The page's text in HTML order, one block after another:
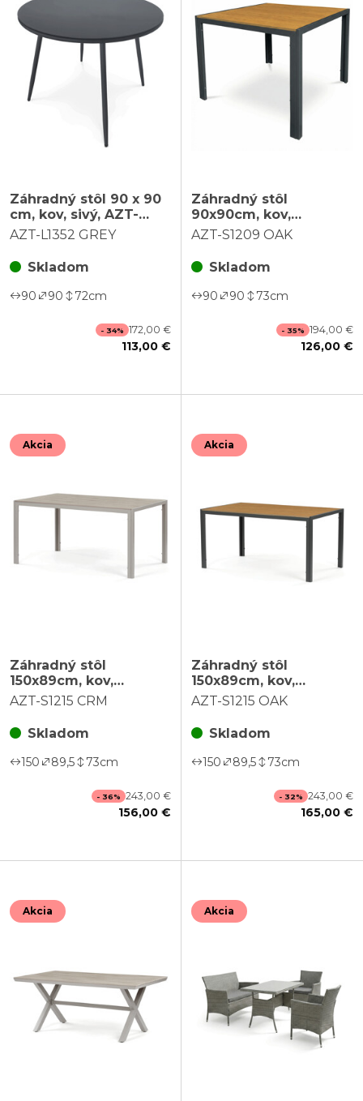
Záhradný stôl 90 x 90
cm, kov, sivý, AZT-
L1352 GREY
AZT-L1352 GREY
Skladom
90 90 72cm
- 34% 172,00 €
113,00 €
Záhradný stôl
90x90cm, kov,
polywood, hnedá,
AZT-S1209 OAK
Skladom
90 90 73cm
- 35% 194,00 €
126,00 €
Akcia
Záhradný stôl
150x89cm, kov,
polywood, béžová,
AZT-S1215 CRM
Skladom
150 89,5 73cm
- 36% 243,00 €
156,00 €
Akcia
Záhradný stôl
150x89cm, kov,
polywood, hnedá,
AZT-S1215 OAK
Skladom
150 89,5 73cm
- 32% 243,00 €
165,00 €
Akcia Akcia